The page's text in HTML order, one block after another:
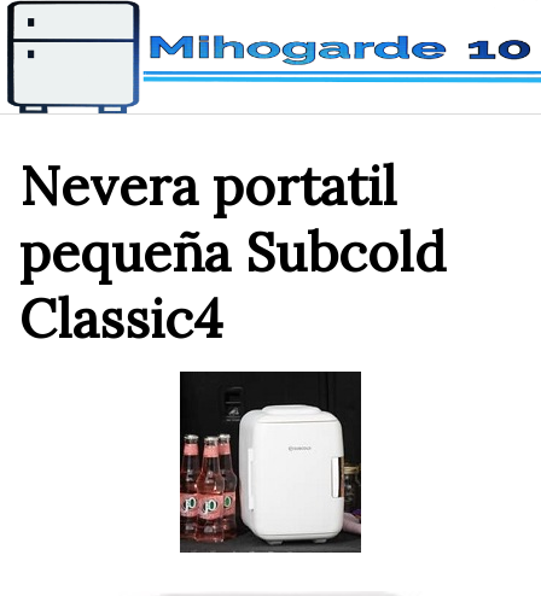
Saltar
al
contenido
Nevera portatil
pequeña Subcold
Classic4